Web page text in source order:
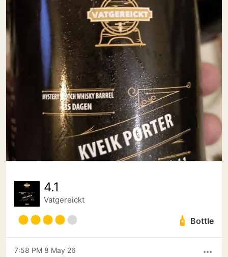
4.1
Vatgereickt
Bottle
more_horiz
7:58 PM 8 May 26